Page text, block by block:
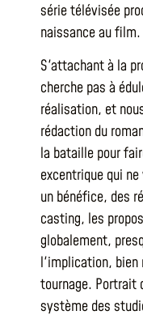
série télévisée
naissance au film.
S'attachant à la
cherche pas à
réalisation, et
rédaction du
la bataille pour
excentrique qui
un bénéfice, des
casting, les
globalement,
l'implication, bien
tournage. Portrait
système des